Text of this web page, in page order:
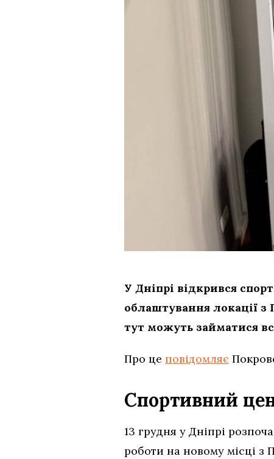
У Дніпрі відкрився
облаштування локації
тут можуть займатися
Про це повідомляє
Спортивний
13 грудня у Дніпрі
роботи на новому місці з